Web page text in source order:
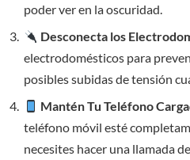
poder ver en la oscuridad.
Desconecta los
electrodomésticos para
posibles subidas de tensión
Mantén Tu Teléfono
teléfono móvil esté
necesites hacer una llamada